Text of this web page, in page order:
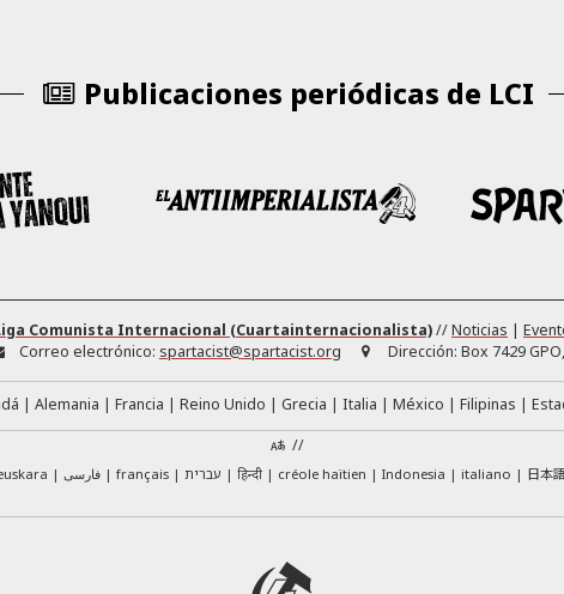
Publicaciones periódicas de LCI
Comunista Internacional (Cuartainternacionalista)//Noticias |
Correo electrónico: spartacist@spartacist.org Dirección: Box 7429
Alemania Francia Reino Unido Grecia Italia México Filipinas
//
فارسی français עברית हिन्दी créole haïtien Indonesia italiano 日本語